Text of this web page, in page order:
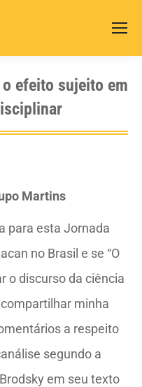
efeito sujeito em
Martins
para esta Jornada
no Brasil e se “O
o discurso da ciência
minha
a respeito
segundo a
em seu texto